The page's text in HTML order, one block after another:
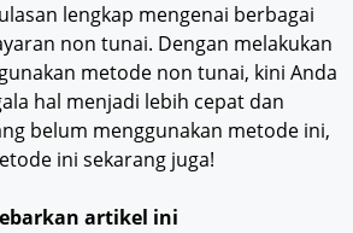
lengkap mengenai berbagai
non tunai. Dengan melakukan
metode non tunai, kini Anda
hal menjadi lebih cepat dan
belum menggunakan metode ini,
ini sekarang juga!
artikel ini